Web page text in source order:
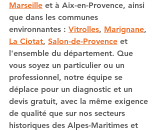
Marseille et à Aix-en-Provence, ainsi
que dans les communes
environnantes : Vitrolles, Marignane,
La Ciotat, Salon-de-Provence et
l'ensemble du département. Que
vous soyez un particulier ou un
professionnel, notre équipe se
déplace pour un diagnostic et un
devis gratuit, avec la même exigence
de qualité que sur nos secteurs
historiques des Alpes-Maritimes et